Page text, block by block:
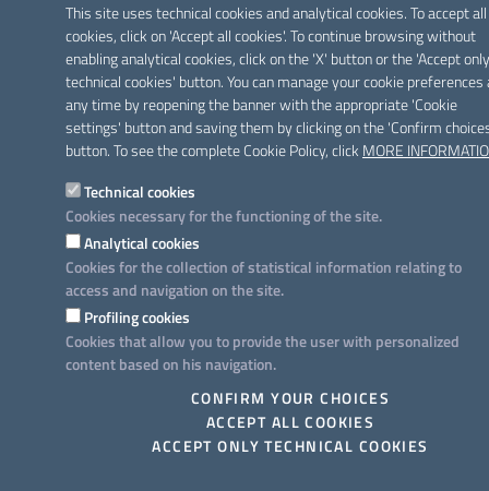
This site uses technical cookies and analytical cookies. To accept all
cookies, click on 'Accept all cookies'. To continue browsing without
enabling analytical cookies, click on the 'X' button or the 'Accept only
technical cookies' button. You can manage your cookie preferences
any time by reopening the banner with the appropriate 'Cookie
settings' button and saving them by clicking on the 'Confirm
button. To see the complete Cookie Policy, click MORE
Technical cookies
Cookies necessary for the functioning of the site.
Analytical cookies
Cookies for the collection of statistical information relating to
access and navigation on the site.
Profiling cookies
Cookies that allow you to provide the user with personalized
content based on his navigation.
CONFIRM YOUR CHOICES
ACCEPT ALL COOKIES
ACCEPT ONLY TECHNICAL COOKIES